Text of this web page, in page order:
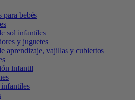
para bebés
sol infantiles
y juguetes
aprendizaje, vajillas y cubiertos
infantil
infantiles